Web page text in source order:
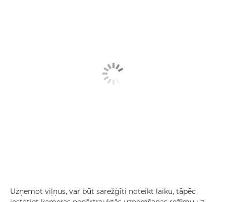
Uzņemot viļņus, var būt sarežģīti noteikt laiku, tāpēc